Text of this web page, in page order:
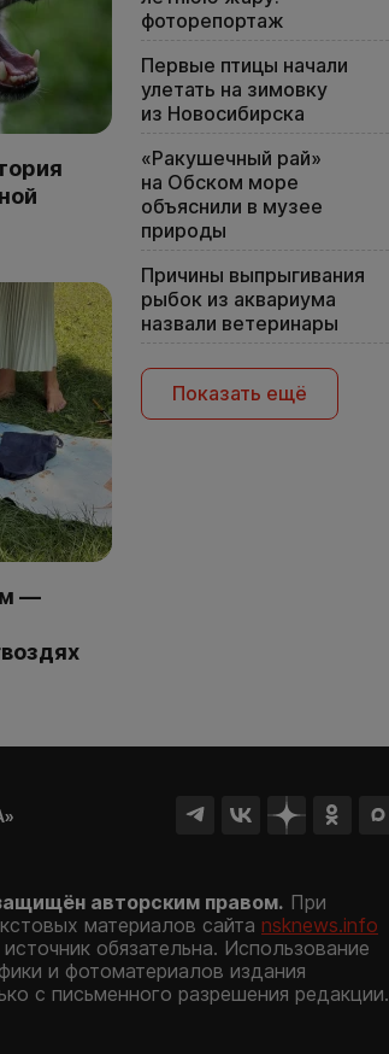
—
фоторепортаж
Первые птицы начали
улетать на зимовку
из Новосибирска
«Ракушечный рай»
на Обском море
объяснили в музее
природы
Причины выпрыгивания
рыбок из аквариума
назвали ветеринары
Показать ещё
авторским правом. При
материалов сайта nsknews.info
обязательна. Использование
и фотоматериалов издания
с письменного разрешения редакции.